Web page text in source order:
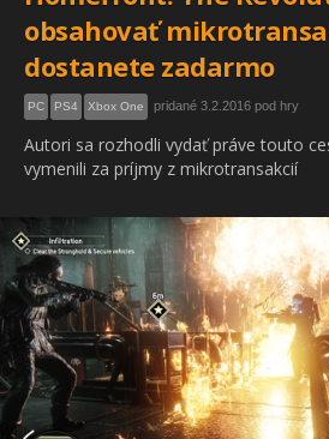
obsahovať
dostanete zadarmo
PC PS4 Xbox One pridané 3.2.2016 pod hry
Autori sa rozhodli vydať práve touto
vymenili za príjmy z mikrotransakcií